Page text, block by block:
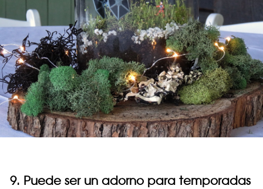
9. Puede ser un adorno para temporadas